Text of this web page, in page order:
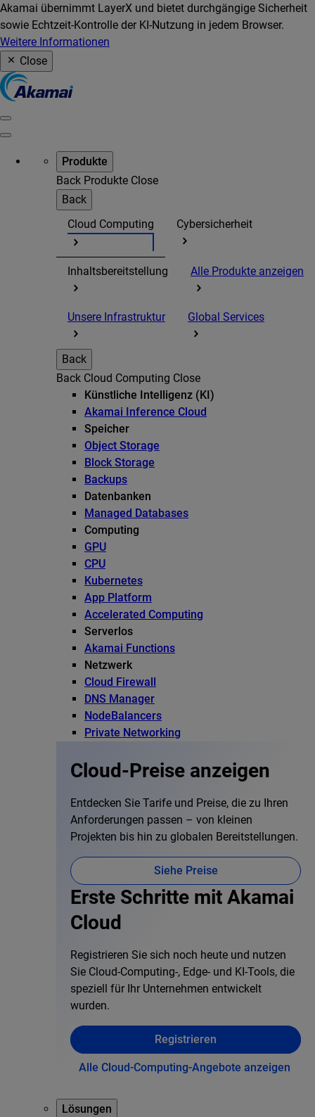
Akamai übernimmt LayerX und bietet durchgängige Sicherheit
sowie Echtzeit-Kontrolle der KI-Nutzung in jedem Browser.
Weitere Informationen
Close
Produkte
Back Produkte Close
Back
Cloud Computing
Cybersicherheit
Inhaltsbereitstellung Alle Produkte anzeigen
Unsere Infrastruktur Global Services
Back
Back Cloud Computing Close
Künstliche Intelligenz (KI)
Akamai Inference Cloud
Speicher
Object Storage
Block Storage
Backups
Datenbanken
Managed Databases
Computing
GPU
CPU
Kubernetes
App Platform
Accelerated Computing
Serverlos
Akamai Functions
Netzwerk
Cloud Firewall
DNS Manager
NodeBalancers
Private Networking
Cloud-Preise anzeigen
Entdecken Sie Tarife und Preise, die zu Ihren
Anforderungen passen – von kleinen
Projekten bis hin zu globalen Bereitstellungen.
Siehe Preise
Erste Schritte mit Akamai
Cloud
Registrieren Sie sich noch heute und nutzen
Sie Cloud-Computing-, Edge- und KI-Tools, die
speziell für Ihr Unternehmen entwickelt
wurden.
Registrieren
Alle Cloud-Computing-Angebote anzeigen
Lösungen